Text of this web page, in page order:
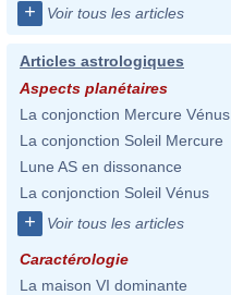
+ Voir tous les articles
Articles astrologiques
Aspects planétaires
La conjonction Mercure Vénus
La conjonction Soleil Mercure
Lune AS en dissonance
La conjonction Soleil Vénus
+ Voir tous les articles
Caractérologie
La maison VI dominante